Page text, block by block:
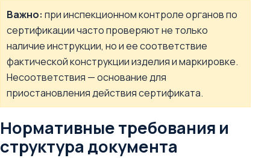
Важно: при инспекционном контроле органов по
сертификации часто проверяют не только
наличие инструкции, но и ее соответствие
фактической конструкции изделия и маркировке.
Несоответствия — основание для
приостановления действия сертификата.
Нормативные требования и
структура документа